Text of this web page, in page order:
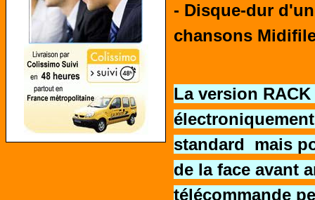
- Disque-dur
chansons
La version
standard mais
de la face avant
télécommande